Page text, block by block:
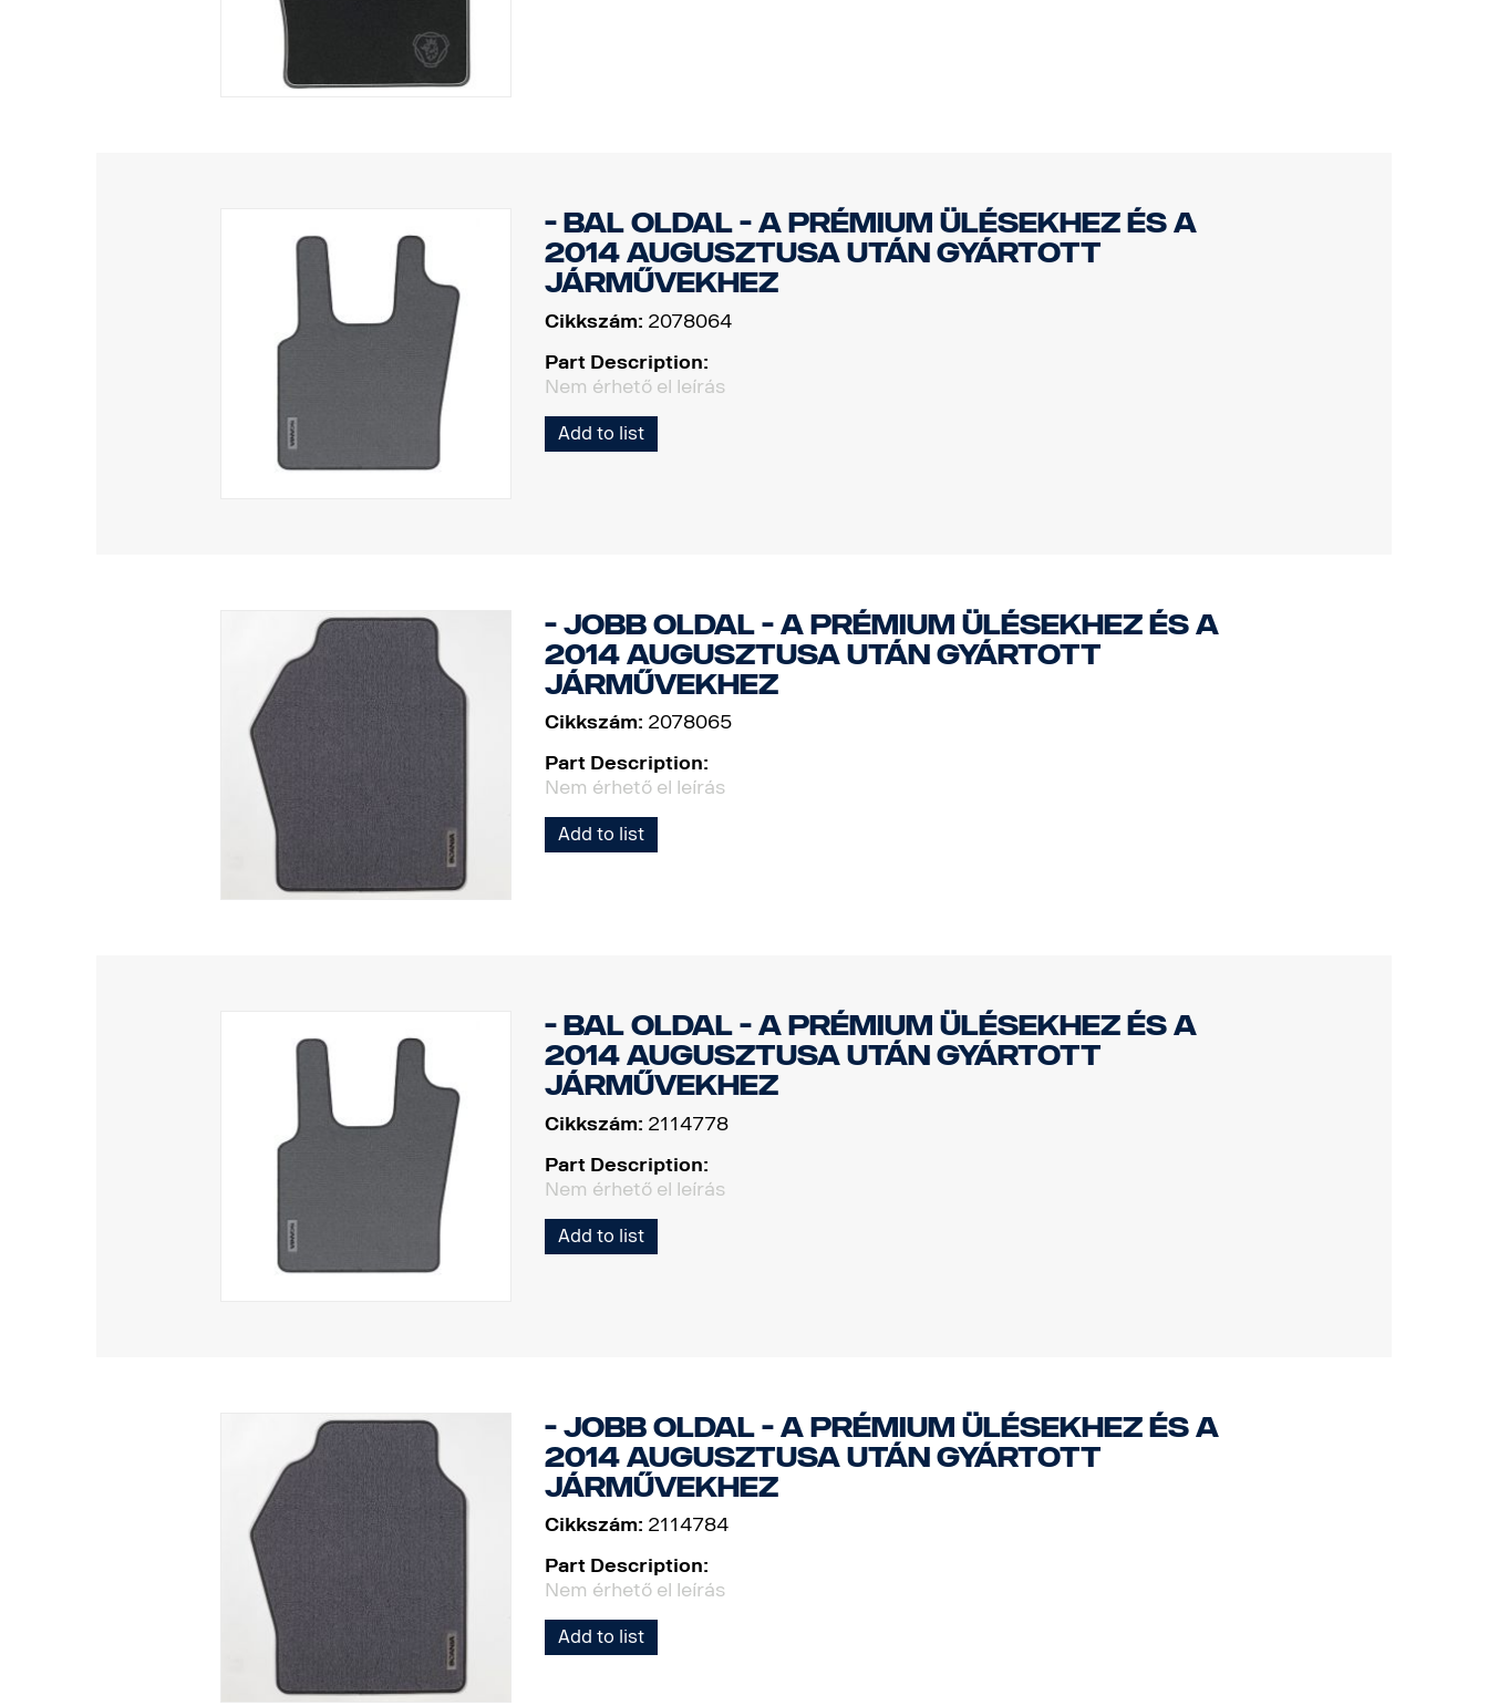
- Bal oldal - A prémium ülésekhez és a
2014 augusztusa után gyártott
járművekhez
Cikkszám: 2078064
Part Description:
Nem érhető el leírás
Add to list
- Jobb oldal - A prémium ülésekhez és a
2014 augusztusa után gyártott
járművekhez
Cikkszám: 2078065
Part Description:
Nem érhető el leírás
Add to list
- Bal oldal - A prémium ülésekhez és a
2014 augusztusa után gyártott
járművekhez
Cikkszám: 2114778
Part Description:
Nem érhető el leírás
Add to list
- Jobb oldal - A prémium ülésekhez és a
2014 augusztusa után gyártott
járművekhez
Cikkszám: 2114784
Part Description:
Nem érhető el leírás
Add to list